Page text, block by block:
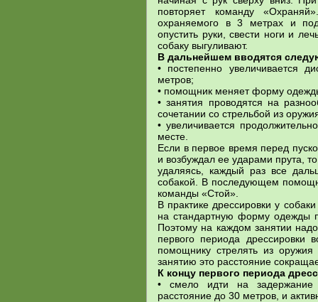
повторяет команду
охраняемого в 3 метрах и
опустить руки, свести ноги и
собаку выгуливают.
В дальнейшем вводятся
• постепенно увеличивается
метров;
• помощник меняет форму
• занятия проводятся на
сочетании со стрельбой из
• увеличивается
месте.
Если в первое время перед
и возбуждал ее ударами прута,
удаляясь, каждый раз все
собакой. В последующем
команды «Стой».
В практике дрессировки у
на стандартную форму одежды
Поэтому на каждом занятии
первого периода дрессировки
помощнику стрелять из
занятию это расстояние
К концу первого периода
• смело идти на задержание
расстояние до 30 метров, и